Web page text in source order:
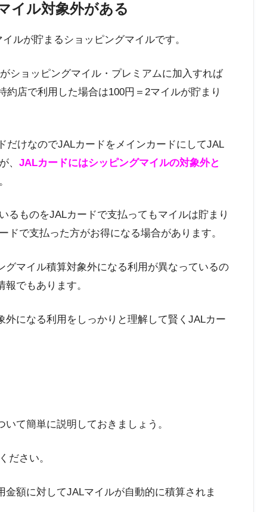
イル対象外がある
ルが貯まるショッピングマイルです。
ショッピングマイル・プレミアムに加入すれば
店で利用した場合は100円＝2マイルが貯まり
だけなのでJALカードをメインカードにしてJAL
、 JALカードにはシッピングマイルの対象外と
るものをJALカードで支払ってもマイルは貯まり
で支払った方がお得になる場合があります。
マイル積算対象外になる利用が異なっているの
でもあります。
になる利用をしっかりと理解して賢くJALカー
て簡単に説明しておきましょう。
ださい。
額に対してJALマイルが自動的に積算されま